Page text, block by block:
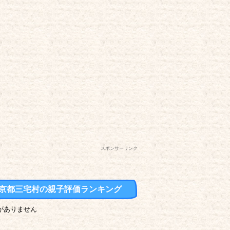
スポンサーリンク
都三宅村の親子評価ランキング
ありません